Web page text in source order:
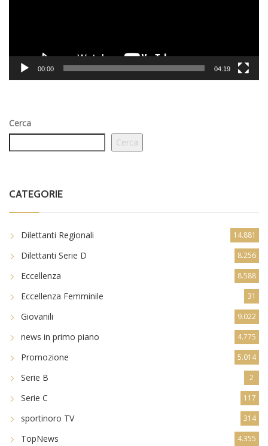
00:00 04:19
Cerca
Cerca
CATEGORIE
Dilettanti Regionali 14.881
Dilettanti Serie D 8.256
Eccellenza 8.588
Eccellenza Femminile 31
Giovanili 9.022
news in primo piano 4.775
Promozione 5.014
Serie B 2
Serie C 117
sportinoro TV 314
TopNews 4.355